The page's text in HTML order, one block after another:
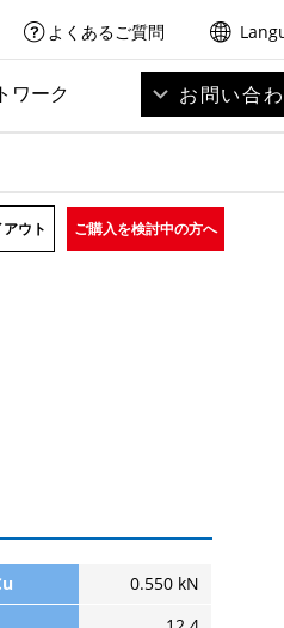
よくあるご質問
ワーク お問い合
ウト ご購入を検討中の方へ
0.550 kN